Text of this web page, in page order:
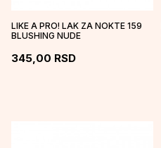
LIKE A PRO! LAK ZA NOKTE 159
BLUSHING NUDE
345,00 RSD